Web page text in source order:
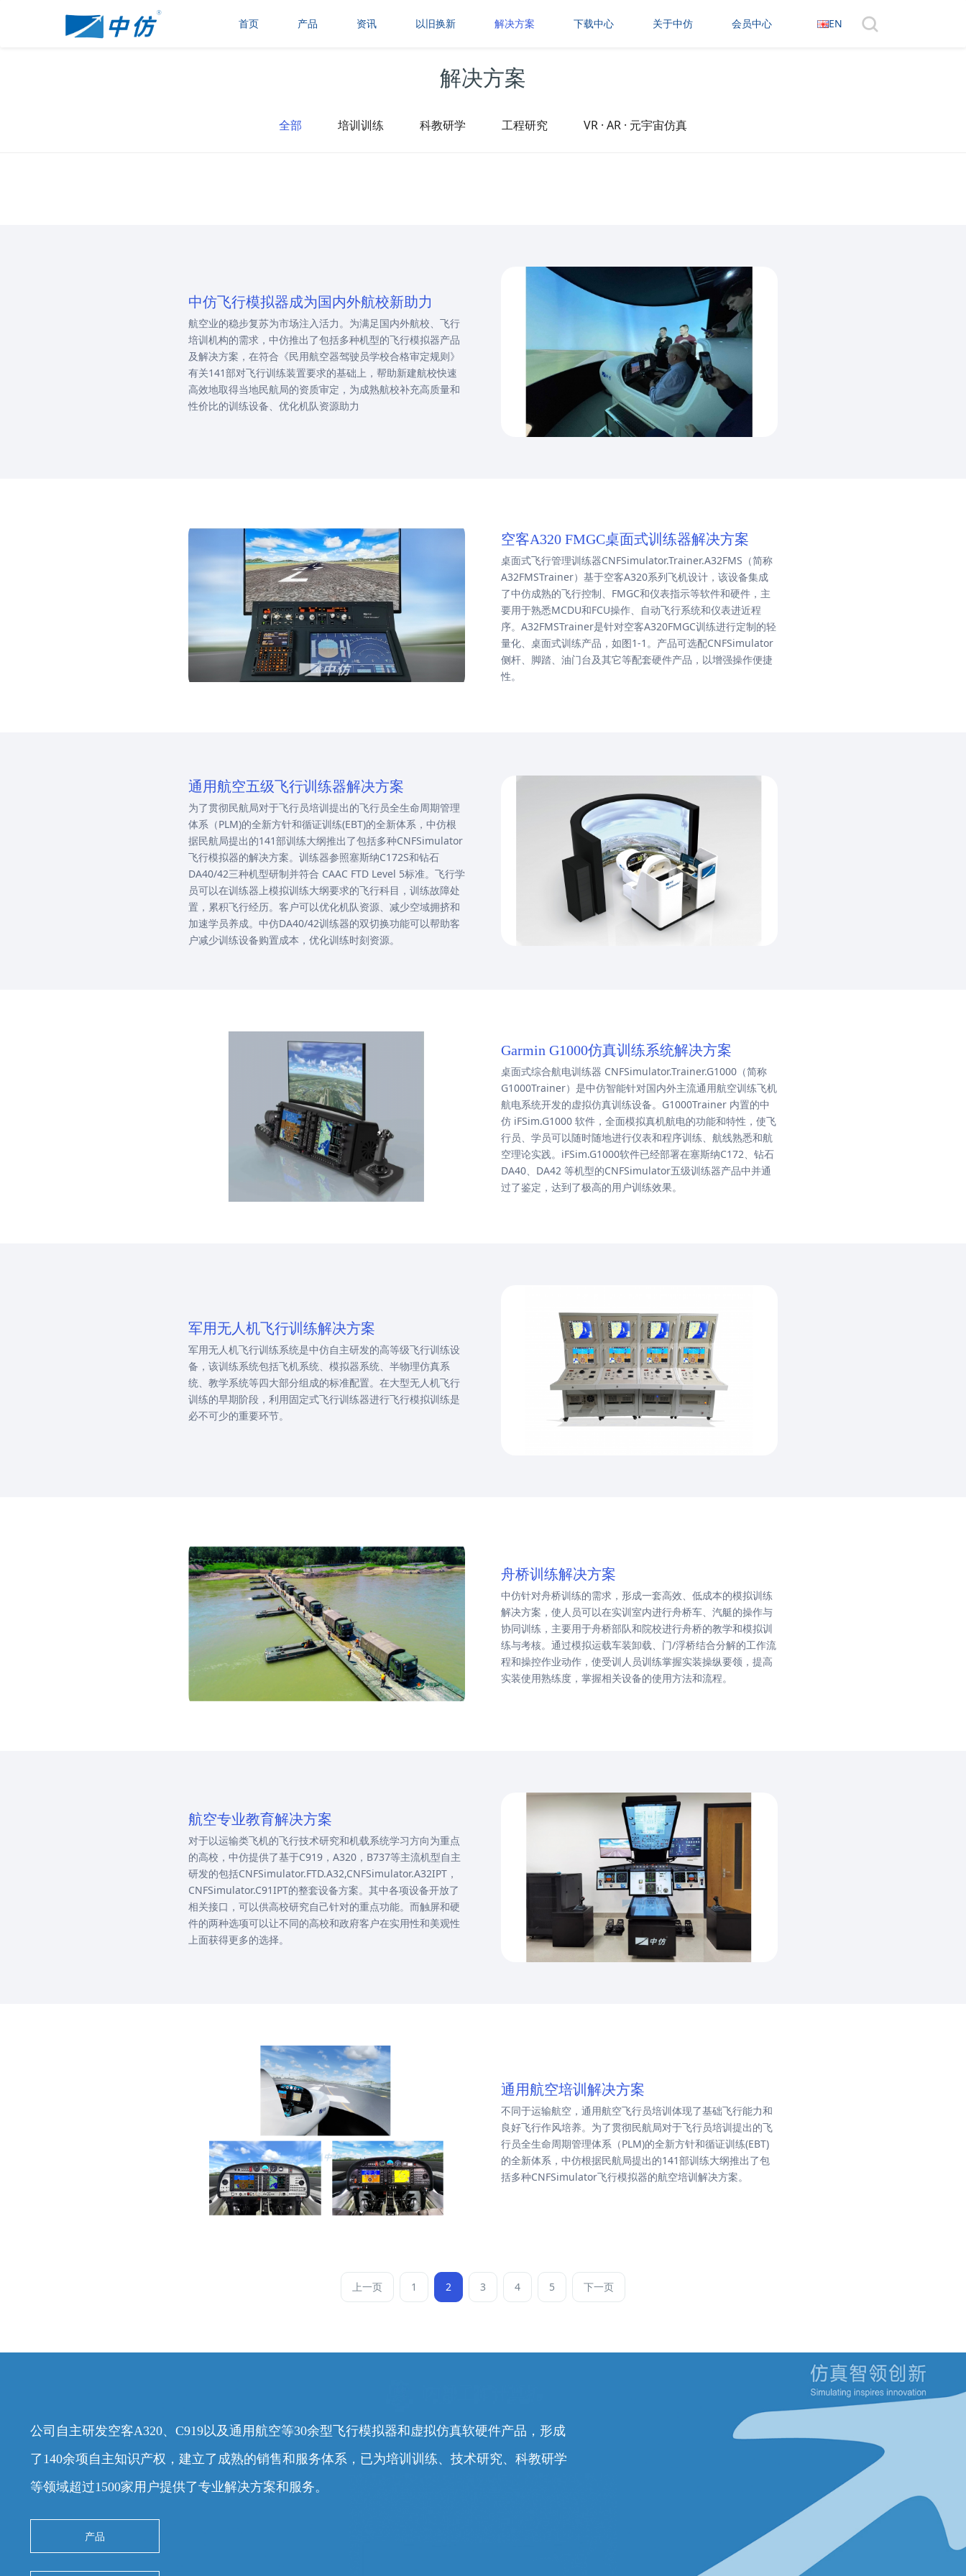
首页 产品 资讯 以旧换新 解决方案 下载中心 关于中仿 会员中心 EN
解决方案
全部 培训训练 科教研学 工程研究 VR · AR · 元宇宙仿真
中仿飞行模拟器成为国内外航校新助力
航空业的稳步复苏为市场注入活力。为满足国内外航校、飞行
培训机构的需求，中仿推出了包括多种机型的飞行模拟器产品
及解决方案，在符合《民用航空器驾驶员学校合格审定规则》
有关141部对飞行训练装置要求的基础上，帮助新建航校快速
高效地取得当地民航局的资质审定，为成熟航校补充高质量和
性价比的训练设备、优化机队资源助力
空客A320 FMGC桌面式训练器解决方案
桌面式飞行管理训练器CNFSimulator.Trainer.A32FMS（简称
A32FMSTrainer）基于空客A320系列飞机设计，该设备集成
了中仿成熟的飞行控制、FMGC和仪表指示等软件和硬件，主
要用于熟悉MCDU和FCU操作、自动飞行系统和仪表进近程
序。A32FMSTrainer是针对空客A320FMGC训练进行定制的轻
量化、桌面式训练产品，如图1-1。产品可选配CNFSimulator
侧杆、脚踏、油门台及其它等配套硬件产品，以增强操作便捷
性。
通用航空五级飞行训练器解决方案
为了贯彻民航局对于飞行员培训提出的飞行员全生命周期管理
体系（PLM)的全新方针和循证训练(EBT)的全新体系，中仿根
据民航局提出的141部训练大纲推出了包括多种CNFSimulator
飞行模拟器的解决方案。训练器参照塞斯纳C172S和钻石
DA40/42三种机型研制并符合 CAAC FTD Level 5标准。飞行学
员可以在训练器上模拟训练大纲要求的飞行科目，训练故障处
置，累积飞行经历。客户可以优化机队资源、减少空域拥挤和
加速学员养成。中仿DA40/42训练器的双切换功能可以帮助客
户减少训练设备购置成本，优化训练时刻资源。
Garmin G1000仿真训练系统解决方案
桌面式综合航电训练器 CNFSimulator.Trainer.G1000（简称
G1000Trainer）是中仿智能针对国内外主流通用航空训练飞机
航电系统开发的虚拟仿真训练设备。G1000Trainer 内置的中
仿 iFSim.G1000 软件，全面模拟真机航电的功能和特性，使飞
行员、学员可以随时随地进行仪表和程序训练、航线熟悉和航
空理论实践。iFSim.G1000软件已经部署在塞斯纳C172、钻石
DA40、DA42 等机型的CNFSimulator五级训练器产品中并通
过了鉴定，达到了极高的用户训练效果。
军用无人机飞行训练解决方案
军用无人机飞行训练系统是中仿自主研发的高等级飞行训练设
备，该训练系统包括飞机系统、模拟器系统、半物理仿真系
统、教学系统等四大部分组成的标准配置。在大型无人机飞行
训练的早期阶段，利用固定式飞行训练器进行飞行模拟训练是
必不可少的重要环节。
舟桥训练解决方案
中仿针对舟桥训练的需求，形成一套高效、低成本的模拟训练
解决方案，使人员可以在实训室内进行舟桥车、汽艇的操作与
协同训练，主要用于舟桥部队和院校进行舟桥的教学和模拟训
练与考核。通过模拟运载车装卸载、门/浮桥结合分解的工作流
程和操控作业动作，使受训人员训练掌握实装操纵要领，提高
实装使用熟练度，掌握相关设备的使用方法和流程。
航空专业教育解决方案
对于以运输类飞机的飞行技术研究和机载系统学习方向为重点
的高校，中仿提供了基于C919，A320，B737等主流机型自主
研发的包括CNFSimulator.FTD.A32,CNFSimulator.A32IPT，
CNFSimulator.C91IPT的整套设备方案。其中各项设备开放了
相关接口，可以供高校研究自己针对的重点功能。而触屏和硬
件的两种选项可以让不同的高校和政府客户在实用性和美观性
上面获得更多的选择。
通用航空培训解决方案
不同于运输航空，通用航空飞行员培训体现了基础飞行能力和
良好飞行作风培养。为了贯彻民航局对于飞行员培训提出的飞
行员全生命周期管理体系（PLM)的全新方针和循证训练(EBT)
的全新体系，中仿根据民航局提出的141部训练大纲推出了包
括多种CNFSimulator飞行模拟器的航空培训解决方案。
上一页 1 2 3 4 5 下一页
公司自主研发空客A320、C919以及通用航空等30余型飞行模拟器和虚拟仿真软硬件产品，形成
了140余项自主知识产权，建立了成熟的销售和服务体系，已为培训训练、技术研究、科教研学
等领域超过1500家用户提供了专业解决方案和服务。
产品